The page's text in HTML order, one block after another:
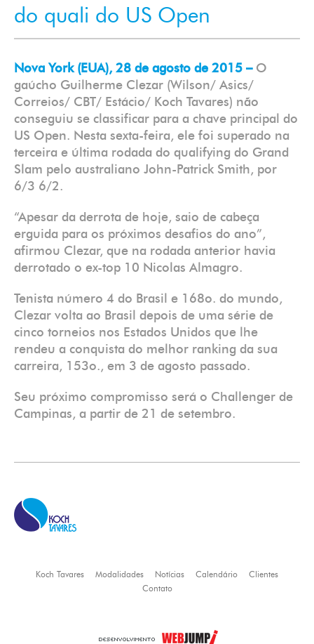
do quali do US Open
Nova York (EUA), 28 de agosto de 2015 – O
gaúcho Guilherme Clezar (Wilson/ Asics/
Correios/ CBT/ Estácio/ Koch Tavares) não
conseguiu se classificar para a chave principal do
US Open. Nesta sexta-feira, ele foi superado na
terceira e última rodada do qualifying do Grand
Slam pelo australiano John-Patrick Smith, por
6/3 6/2.
“Apesar da derrota de hoje, saio de cabeça
erguida para os próximos desafios do ano”,
afirmou Clezar, que na rodada anterior havia
derrotado o ex-top 10 Nicolas Almagro.
Tenista número 4 do Brasil e 168o. do mundo,
Clezar volta ao Brasil depois de uma série de
cinco torneios nos Estados Unidos que lhe
rendeu a conquista do melhor ranking da sua
carreira, 153o., em 3 de agosto passado.
Seu próximo compromisso será o Challenger de
Campinas, a partir de 21 de setembro.
Koch Tavares Modalidades Notícias Calendário
Clientes
Contato